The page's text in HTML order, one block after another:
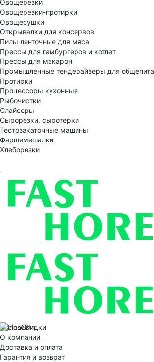
Овощерезки
Овощерезки-протирки
Овощесушки
Открывалки для консервов
Пилы ленточные для мяса
Прессы для гамбургеров и котлет
Прессы для макарон
Промышленные тендерайзеры для общепита
Протирки
Процессоры кухонные
Рыбочистки
Слайсеры
Сырорезки, сыротерки
Тестозакаточные машины
Фаршемешалки
Хлеборезки
Скидки
О компании
Доставка и оплата
Гарантия и возврат